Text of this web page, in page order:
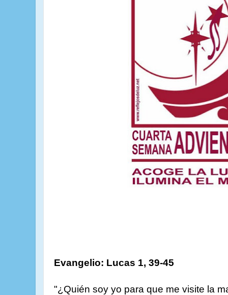
Evangelio: Lucas 1, 39-45
"¿Quién soy yo para que me visite la